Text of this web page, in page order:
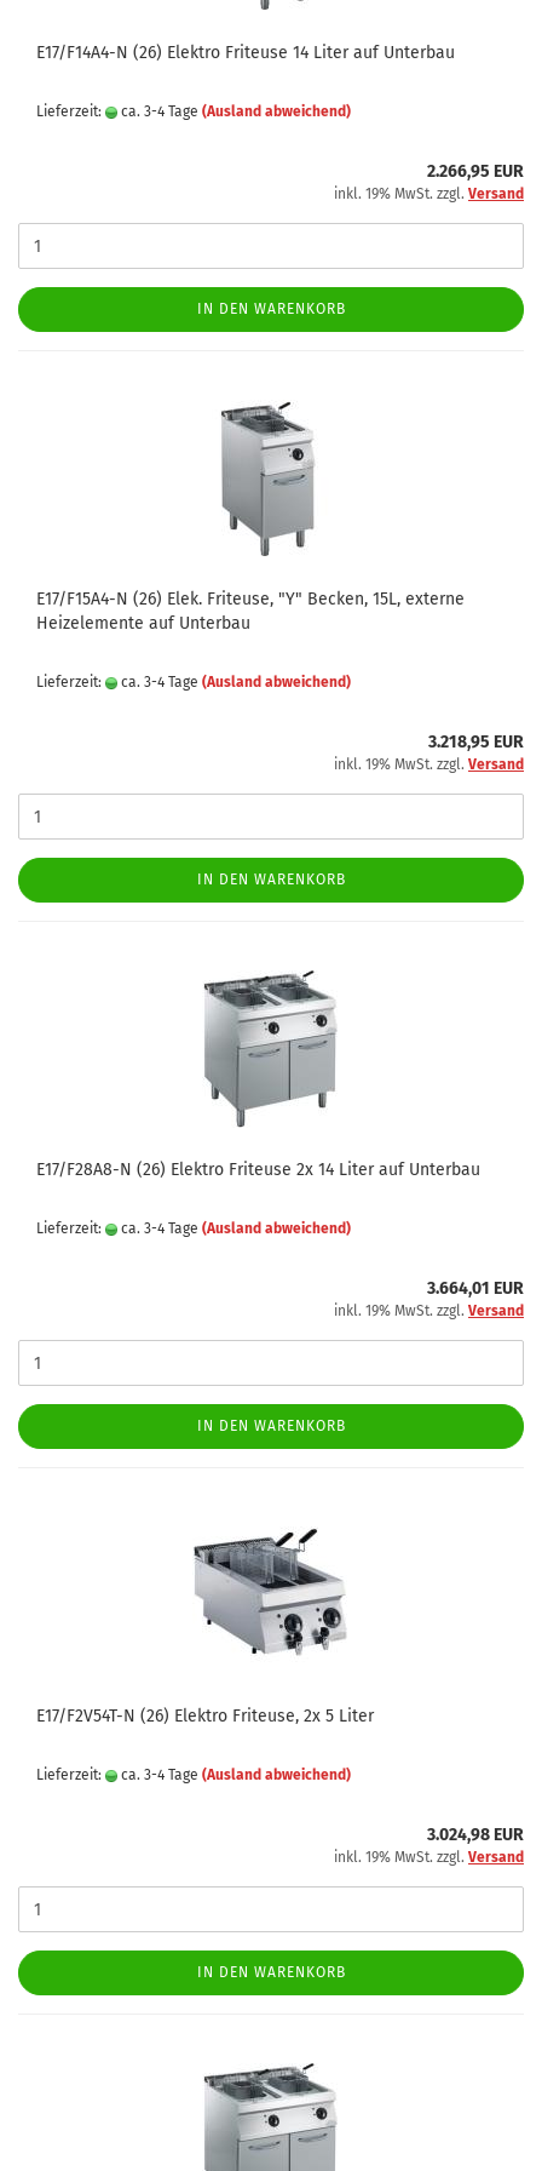
E17/F14A4-N (26) Elektro Friteuse 14 Liter auf Unterbau
Lieferzeit: ca. 3-4 Tage (Ausland abweichend)
2.266,95 EUR
inkl. 19% MwSt. zzgl. Versand
IN DEN WARENKORB
E17/F15A4-N (26) Elek. Friteuse, "Y" Becken, 15L, externe
Heizelemente auf Unterbau
Lieferzeit: ca. 3-4 Tage (Ausland abweichend)
3.218,95 EUR
inkl. 19% MwSt. zzgl. Versand
IN DEN WARENKORB
E17/F28A8-N (26) Elektro Friteuse 2x 14 Liter auf Unterbau
Lieferzeit: ca. 3-4 Tage (Ausland abweichend)
3.664,01 EUR
inkl. 19% MwSt. zzgl. Versand
IN DEN WARENKORB
E17/F2V54T-N (26) Elektro Friteuse, 2x 5 Liter
Lieferzeit: ca. 3-4 Tage (Ausland abweichend)
3.024,98 EUR
inkl. 19% MwSt. zzgl. Versand
IN DEN WARENKORB